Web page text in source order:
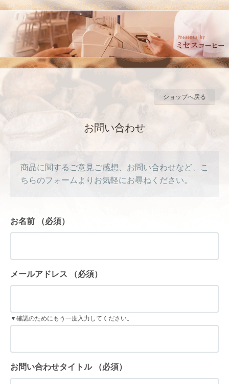
ショップへ戻る
お問い合わせ
商品に関するご意見ご感想、お問い合わせなど、こ
ちらのフォームよりお気軽にお尋ねください。
お名前 （必須）
メールアドレス （必須）
▼確認のためにもう一度入力してください。
お問い合わせタイトル （必須）